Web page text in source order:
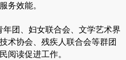
务效能。
年团、妇女联合会、文学艺术界
术协会、残疾人联合会等群团
阅读促进工作。